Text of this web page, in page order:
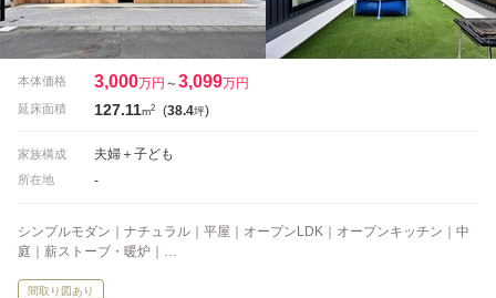
本体価格 3,000万円 ～3,099万円
延床面積 127.11m2 (38.4坪)
家族構成 夫婦＋子ども
所在地 -
シンプルモダン｜ナチュラル｜平屋｜オープンLDK｜オープンキッチン｜中
庭｜薪ストーブ・暖炉｜…
間取り図あり